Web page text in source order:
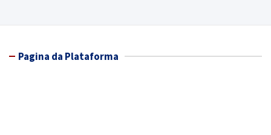
Pagina da Plataforma